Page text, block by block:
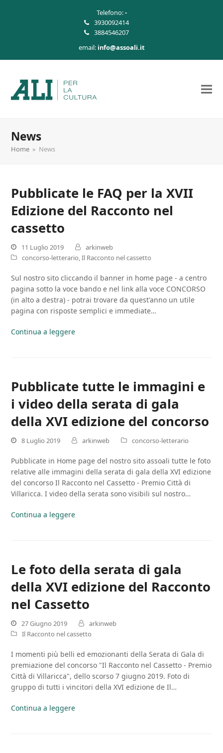
Telefono:-
3930092414
3884546207
email: info@assoali.it
News
Home » News
Pubblicate le FAQ per la XVII
Edizione del Racconto nel
cassetto
11 Luglio 2019
arkinweb
concorso-letterario,Il Racconto nel cassetto
Sul nostro sito cliccando il banner in home page - a centro
pagina sotto la voce bando e nel link alla voce CONCORSO
(in alto a destra) - potrai trovare da quest'anno un utile
pagina con risposte semplici e immediate…
Continua a leggere
Pubblicate tutte le immagini e
i video della serata di gala
della XVI edizione del concorso
8 Luglio 2019 arkinweb concorso-letterario
Pubblicate in Home page del nostro sito assoali tutte le foto
relative alle immagini della serata di gala della XVI edizione
del concorso Il Racconto nel Cassetto - Premio Città di
Villaricca. I video della serata sono visibili sul nostro…
Continua a leggere
Le foto della serata di gala
della XVI edizione del Racconto
nel Cassetto
27 Giugno 2019
arkinweb
Il Racconto nel cassetto
I momenti più belli ed emozionanti della Serata di Gala di
premiazione del concorso "Il Racconto nel Cassetto - Premio
Città di Villaricca", dello scorso 7 giugno 2019. Foto di
gruppo di tutti i vincitori della XVI edizione de Il…
Continua a leggere